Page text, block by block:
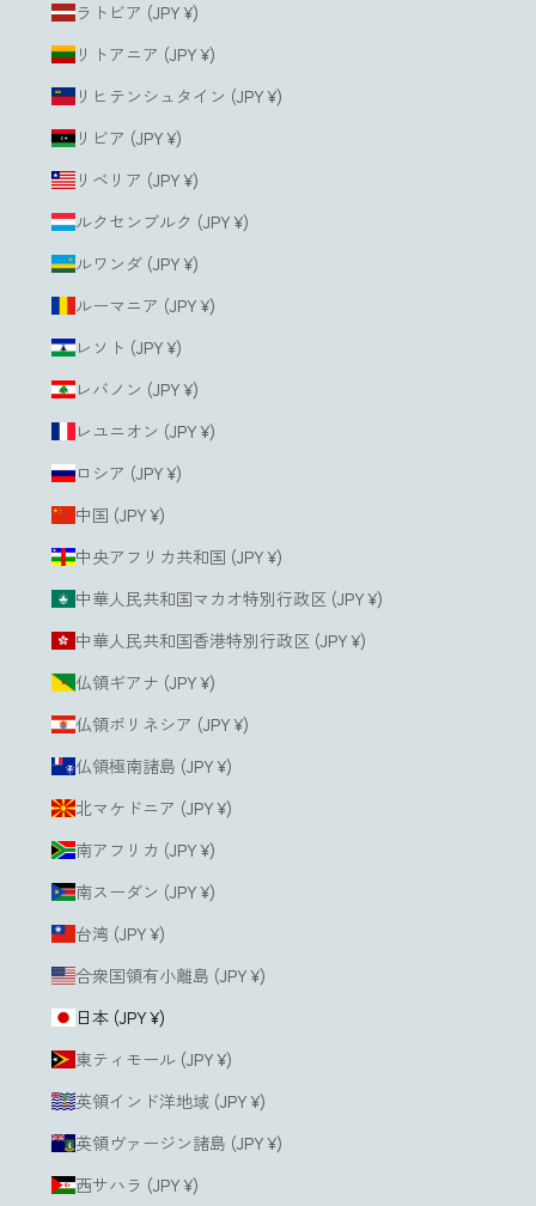
ラトビア (JPY ¥)
リトアニア (JPY ¥)
リヒテンシュタイン (JPY ¥)
リビア (JPY ¥)
リベリア (JPY ¥)
ルクセンブルク (JPY ¥)
ルワンダ (JPY ¥)
ルーマニア (JPY ¥)
レソト (JPY ¥)
レバノン (JPY ¥)
レユニオン (JPY ¥)
ロシア (JPY ¥)
中国 (JPY ¥)
中央アフリカ共和国 (JPY ¥)
中華人民共和国マカオ特別行政区 (JPY ¥)
中華人民共和国香港特別行政区 (JPY ¥)
仏領ギアナ (JPY ¥)
仏領ポリネシア (JPY ¥)
仏領極南諸島 (JPY ¥)
北マケドニア (JPY ¥)
南アフリカ (JPY ¥)
南スーダン (JPY ¥)
台湾 (JPY ¥)
合衆国領有小離島 (JPY ¥)
日本 (JPY ¥)
東ティモール (JPY ¥)
英領インド洋地域 (JPY ¥)
英領ヴァージン諸島 (JPY ¥)
西サハラ (JPY ¥)